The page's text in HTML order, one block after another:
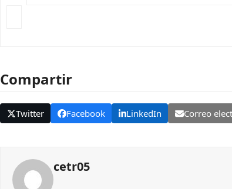
Compartir
Twitter Facebook LinkedIn Correo
cetr05